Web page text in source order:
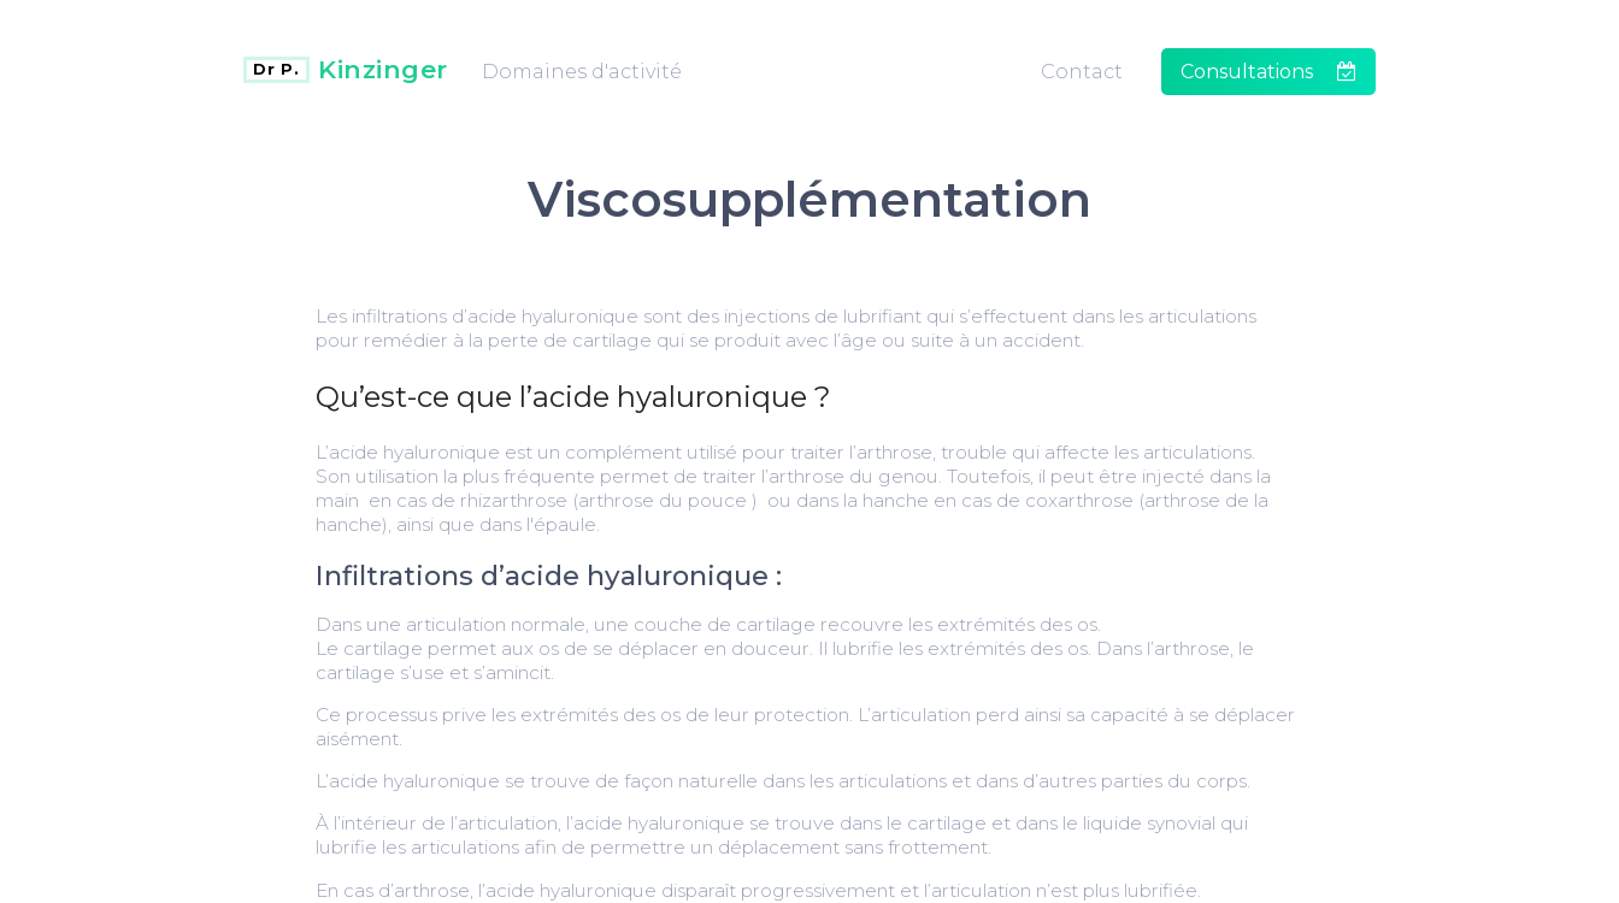
Dr P. Kinzinger Domaines d'activité Contact Consultations
Viscosupplémentation
Les infiltrations d’acide hyaluronique sont des injections de lubrifiant qui s’effectuent dans les articulations
pour remédier à la perte de cartilage qui se produit avec l’âge ou suite à un accident.
Qu’est-ce que l’acide hyaluronique ?
L’acide hyaluronique est un complément utilisé pour traiter l’arthrose, trouble qui affecte les articulations.
Son utilisation la plus fréquente permet de traiter l’arthrose du genou. Toutefois, il peut être injecté dans la
main en cas de rhizarthrose (arthrose du pouce ) ou dans la hanche en cas de coxarthrose (arthrose de la
hanche), ainsi que dans l'épaule.
Infiltrations d’acide hyaluronique :
Dans une articulation normale, une couche de cartilage recouvre les extrémités des os.
Le cartilage permet aux os de se déplacer en douceur. Il lubrifie les extrémités des os. Dans l’arthrose, le
cartilage s’use et s’amincit.
Ce processus prive les extrémités des os de leur protection. L’articulation perd ainsi sa capacité à se déplacer
aisément.
L’acide hyaluronique se trouve de façon naturelle dans les articulations et dans d’autres parties du corps.
À l’intérieur de l’articulation, l’acide hyaluronique se trouve dans le cartilage et dans le liquide synovial qui
lubrifie les articulations afin de permettre un déplacement sans frottement.
En cas d’arthrose, l’acide hyaluronique disparaît progressivement et l’articulation n’est plus lubrifiée.